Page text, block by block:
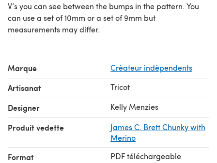
V’s you can see between the bumps in the pattern. You
can use a set of 10mm or a set of 9mm but
measurements may differ.
Marque Crèateur indèpendents
Artisanat Tricot
Designer Kelly Menzies
Produit vedette
James C. Brett Chunky with
Merino
Format PDF téléchargeable